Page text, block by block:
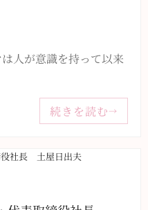
人が意識を持って以来
続きを読む→